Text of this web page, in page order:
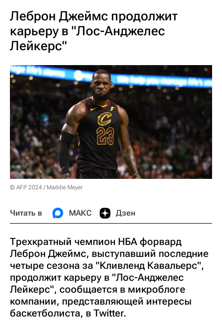
Леброн Джеймс продолжит
карьеру в "Лос-Анджелес
Лейкерс"
© AFP 2024 / Maddie Meyer
Читать в МАКС Дзен
Трехкратный чемпион НБА форвард
Леброн Джеймс, выступавший последние
четыре сезона за "Кливленд Кавальерс",
продолжит карьеру в "Лос-Анджелес
Лейкерс", сообщается в микроблоге
компании, представляющей интересы
баскетболиста, в Twitter.